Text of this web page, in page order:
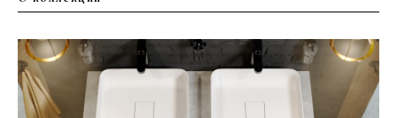
Покрытие фасада эмаль глянцевая
Цвет производителя Бетон светлый
Ориентация
Универсальная